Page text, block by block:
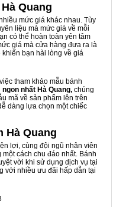
Quang
mức giá khác nhau. Tùy
liệu mà mức giá về mỗi
có thể hoàn toàn yên tâm
giá mà cửa hàng đưa ra là
khiến bạn hài lòng về giá
tham khảo mẫu bánh
nhất Hà Quang, chúng
mã về sản phẩm lên trên
dàng lựa chọn một chiếc
Hà Quang
lợi, cùng đội ngũ nhân viên
cách chu đáo nhất. Bánh
vời khi sử dụng dịch vụ tại
với nhiều ưu đãi hấp dẫn tại